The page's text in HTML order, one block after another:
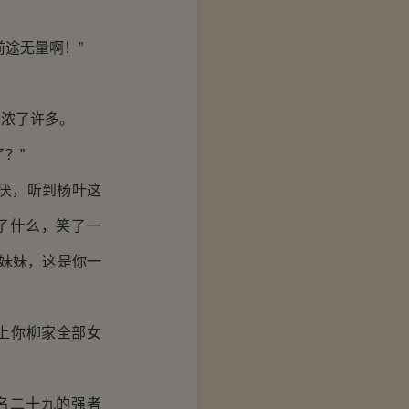
无量啊！”
了许多。
”
，听到杨叶这
什么，笑了一
妹，这是你一
你柳家全部女
十九的强者